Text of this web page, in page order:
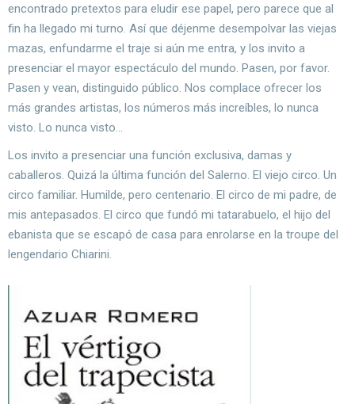
encontrado pretextos para eludir ese papel, pero parece que al
fin ha llegado mi turno. Así que déjenme desempolvar las viejas
mazas, enfundarme el traje si aún me entra, y los invito a
presenciar el mayor espectáculo del mundo. Pasen, por favor.
Pasen y vean, distinguido público. Nos complace ofrecer los
más grandes artistas, los números más increíbles, lo nunca
visto. Lo nunca visto...
Los invito a presenciar una función exclusiva, damas y
caballeros. Quizá la última función del Salerno. El viejo circo. Un
circo familiar. Humilde, pero centenario. El circo de mi padre, de
mis antepasados. El circo que fundó mi tatarabuelo, el hijo del
ebanista que se escapó de casa para enrolarse en la troupe del
lengendario Chiarini.